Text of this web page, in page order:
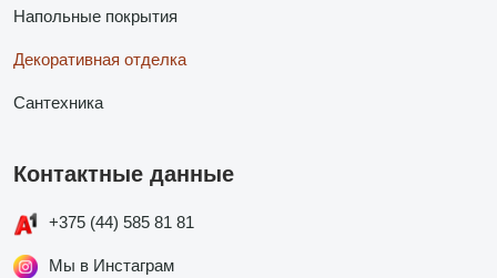
Напольные покрытия
Декоративная отделка
Сантехника
Контактные данные
+375 (44) 585 81 81
Мы в Инстаграм